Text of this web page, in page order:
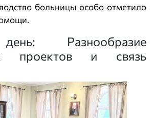
больницы особо отметило
Разнообразие
проектов и связь